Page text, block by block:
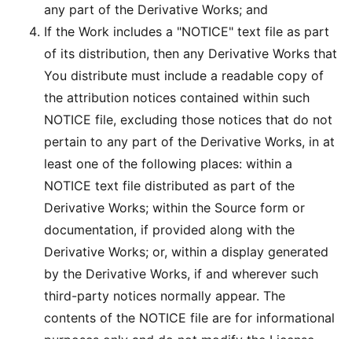
any part of the Derivative Works; and
If the Work includes a "NOTICE" text file as part
of its distribution, then any Derivative Works that
You distribute must include a readable copy of
the attribution notices contained within such
NOTICE file, excluding those notices that do not
pertain to any part of the Derivative Works, in at
least one of the following places: within a
NOTICE text file distributed as part of the
Derivative Works; within the Source form or
documentation, if provided along with the
Derivative Works; or, within a display generated
by the Derivative Works, if and wherever such
third-party notices normally appear. The
contents of the NOTICE file are for informational